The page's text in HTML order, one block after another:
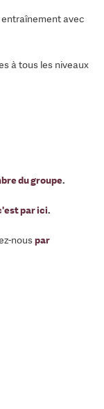
avec
à tous les niveaux
du groupe.
par ici.
nouspar